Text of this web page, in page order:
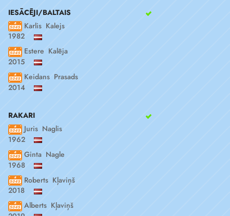
IESĀCĒJI/BALTAIS
Karlis Kalejs
1982
Estere Kalēja
2015
Keidans Prasads
2014
RAKARI
Juris Naglis
1962
Ginta Nagle
1968
Roberts Kļaviņš
2018
Alberts Kļaviņš